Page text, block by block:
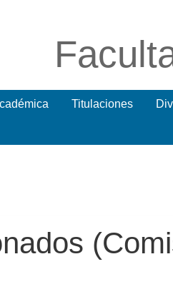
Titulaciones